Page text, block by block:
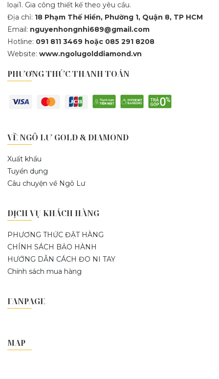
loại1. Gia công thiết kế theo yêu cầu.
Địa chỉ: 18 Phạm Thế Hiển, Phường 1, Quận 8, TP HCM
Email: nguyenhongnhi689@gmail.com
Hotline: 091 811 3469 hoặc 085 291 8208
Website: www.ngolugolddiamond.vn
PHƯƠNG THỨC THANH TOÁN
VỀ NGÔ LƯ GOLD & DIAMOND
Xuất khẩu
Tuyển dụng
Câu chuyện về Ngô Lư
DỊCH VỤ KHÁCH HÀNG
PHƯƠNG THỨC ĐẶT HÀNG
CHÍNH SÁCH BẢO HÀNH
HƯỚNG DẪN CÁCH ĐO NI TAY
Chính sách mua hàng
FANPAGE
MAP